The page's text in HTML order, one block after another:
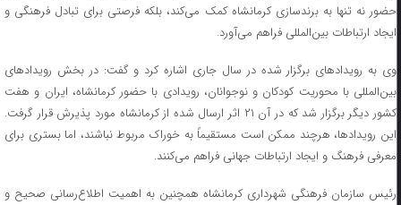
حضور نه تنها به برندسازی کرمانشاه کمک می‌کند، بلکه فرصتی برای تبادل فرهنگی و
ایجاد ارتباطات بین‌المللی فراهم می‌آورد.
وی به رویدادهای برگزار شده در سال جاری اشاره کرد و گفت: در بخش رویدادهای
بین‌المللی با محوریت کودکان و نوجوانان، رویدادی با حضور کرمانشاه، ایران و هفت
کشور دیگر برگزار شد که در آن ۲۱ اثر ارسال شده از کرمانشاه مورد پذیرش قرار گرفت.
این رویدادها، هرچند ممکن است مستقیماً به خوراک مربوط نباشند، اما بستری برای
معرفی فرهنگ و ایجاد ارتباطات جهانی فراهم می‌کنند.
رئیس سازمان فرهنگی شهرداری کرمانشاه همچنین به اهمیت اطلاع‌رسانی صحیح و